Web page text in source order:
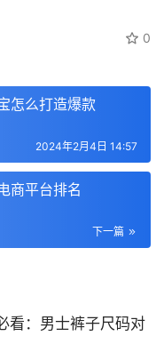
0
怎么打造爆款
2024年2月4日 14:57
商平台排名
下一篇
看：男士裤子尺码对